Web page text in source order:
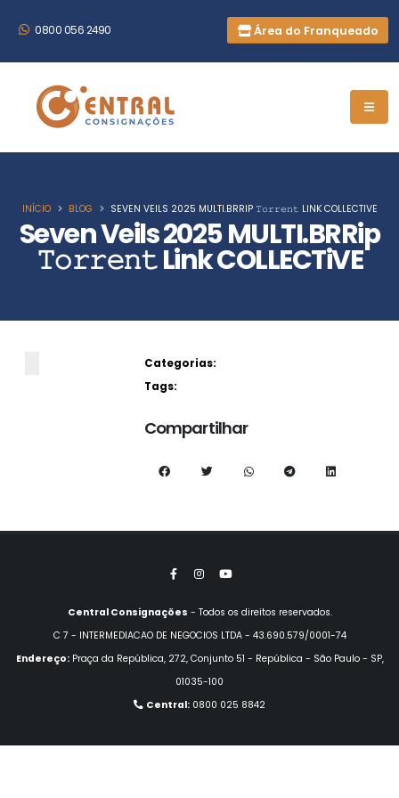
0800 056 2490 Área do Franqueado
Seven Veils 2025 MULTI.BRRip
𝚃𝚘𝚛𝚛𝚎𝚗𝚝 Link COLLECTiVE
INÍCIO BLOG SEVEN VEILS 2025 MULTI.BRRIP 𝚃𝚘𝚛𝚛𝚎𝚗𝚝 LINK COLLECTIVE
Categorias:
Tags:
Compartilhar
Central Consignações - Todos os direitos reservados.
C 7 - INTERMEDIACAO DE NEGOCIOS LTDA - 43.690.579/0001-74
Endereço:Praça da República, 272, Conjunto 51 - República - São Paulo - SP,
01035-100
Central: 0800 025 8842